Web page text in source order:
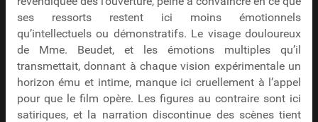
ses ressorts restent ici moins émotionnels
qu’intellectuels ou démonstratifs. Le visage douloureux
de Mme. Beudet, et les émotions multiples qu’il
transmettait, donnant à chaque vision expérimentale un
horizon ému et intime, manque ici cruellement à l’appel
pour que le film opère. Les figures au contraire sont ici
satiriques, et la narration discontinue des scènes tient